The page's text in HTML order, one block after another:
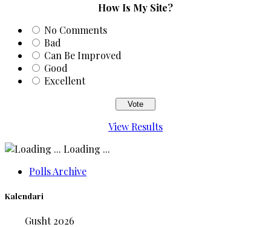
How Is My Site?
No Comments
Bad
Can Be Improved
Good
Excellent
View Results
Loading ...
Polls Archive
Kalendari
Gusht 2026